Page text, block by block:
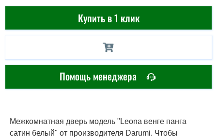
Купить в 1 клик
Помощь менеджера
Межкомнатная дверь модель "Leona венге панга
сатин белый" от производителя Darumi. Чтобы